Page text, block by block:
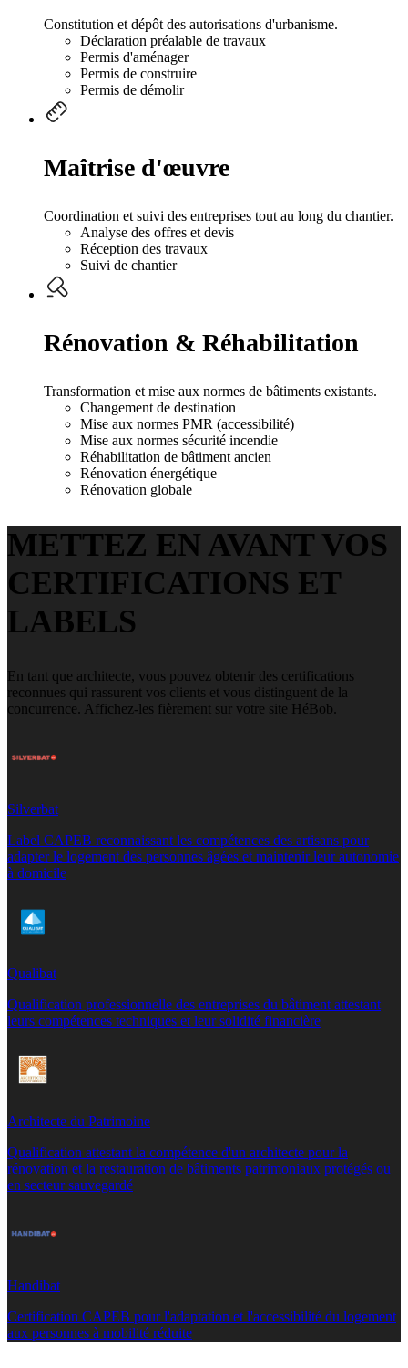
Constitution et dépôt des autorisations d'urbanisme.
Déclaration préalable de travaux
Permis d'aménager
Permis de construire
Permis de démolir
Maîtrise d'œuvre
Coordination et suivi des entreprises tout au long du chantier.
Analyse des offres et devis
Réception des travaux
Suivi de chantier
Rénovation & Réhabilitation
Transformation et mise aux normes de bâtiments existants.
Changement de destination
Mise aux normes PMR (accessibilité)
Mise aux normes sécurité incendie
Réhabilitation de bâtiment ancien
Rénovation énergétique
Rénovation globale
METTEZ EN AVANT VOS
CERTIFICATIONS ET
LABELS
En tant que architecte, vous pouvez obtenir des certifications
reconnues qui rassurent vos clients et vous distinguent de la
concurrence. Affichez-les fièrement sur votre site HéBob.
Silverbat
Label CAPEB reconnaissant les compétences des artisans pour
adapter le logement des personnes âgées et maintenir leur autonomie
à domicile
Qualibat
Qualification professionnelle des entreprises du bâtiment attestant
leurs compétences techniques et leur solidité financière
Architecte du Patrimoine
Qualification attestant la compétence d'un architecte pour la
rénovation et la restauration de bâtiments patrimoniaux protégés ou
en secteur sauvegardé
Handibat
Certification CAPEB pour l'adaptation et l'accessibilité du logement
aux personnes à mobilité réduite